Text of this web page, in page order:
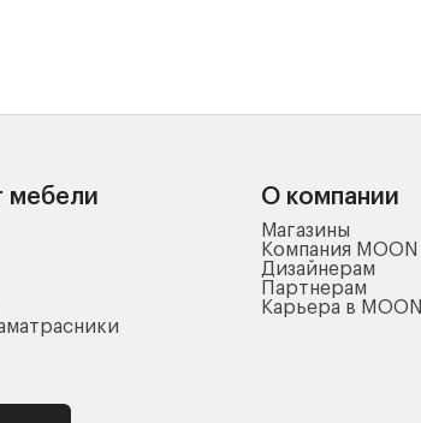
мебели О компании
Магазины
Компания MOON
Дизайнерам
Партнерам
Карьера в MOON